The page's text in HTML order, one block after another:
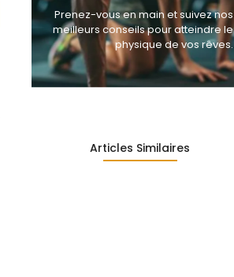
Prenez-vous en main et suivez nos
meilleurs conseils pour atteindre le
physique de vos rêves.
Articles Similaires